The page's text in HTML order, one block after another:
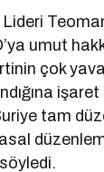
umut
çok
tam